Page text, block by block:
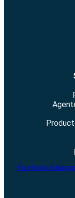
Facebook